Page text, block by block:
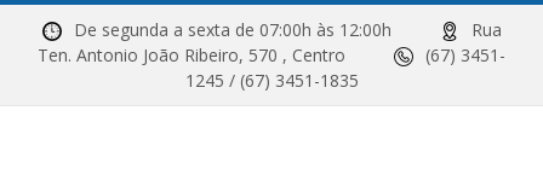
De segunda a sexta de 07:00h às 12:00h
Rua
Ten. Antonio João Ribeiro, 570 , Centro
(67) 3451-
1245 / (67) 3451-1835